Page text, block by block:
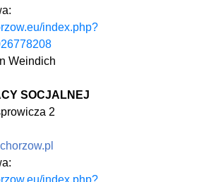
index.php?
Weindich
SOCJALNEJ
2
index.php?